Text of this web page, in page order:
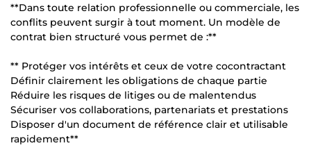
**Dans toute relation professionnelle ou commerciale, les
conflits peuvent surgir à tout moment. Un modèle de
contrat bien structuré vous permet de :**
** Protéger vos intérêts et ceux de votre cocontractant
Définir clairement les obligations de chaque partie
Réduire les risques de litiges ou de malentendus
Sécuriser vos collaborations, partenariats et prestations
Disposer d'un document de référence clair et utilisable
rapidement**